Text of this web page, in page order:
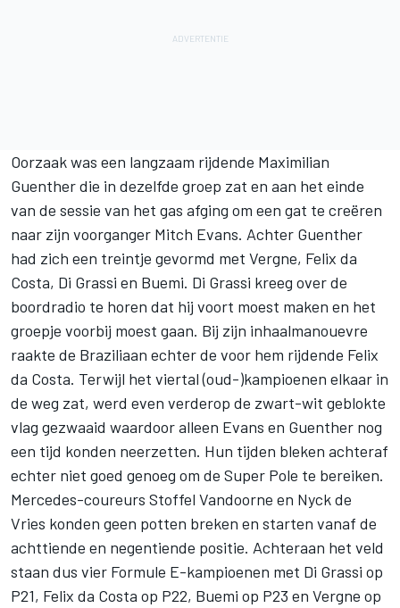
Oorzaak was een langzaam rijdende Maximilian
Guenther die in dezelfde groep zat en aan het einde
van de sessie van het gas afging om een gat te creëren
naar zijn voorganger Mitch Evans. Achter Guenther
had zich een treintje gevormd met Vergne, Felix da
Costa, Di Grassi en Buemi. Di Grassi kreeg over de
boordradio te horen dat hij voort moest maken en het
groepje voorbij moest gaan. Bij zijn inhaalmanouevre
raakte de Braziliaan echter de voor hem rijdende Felix
da Costa. Terwijl het viertal (oud-)kampioenen elkaar in
de weg zat, werd even verderop de zwart-wit geblokte
vlag gezwaaid waardoor alleen Evans en Guenther nog
een tijd konden neerzetten. Hun tijden bleken achteraf
echter niet goed genoeg om de Super Pole te bereiken.
Mercedes-coureurs Stoffel Vandoorne en Nyck de
Vries konden geen potten breken en starten vanaf de
achttiende en negentiende positie. Achteraan het veld
staan dus vier Formule E-kampioenen met Di Grassi op
P21, Felix da Costa op P22, Buemi op P23 en Vergne op